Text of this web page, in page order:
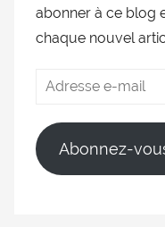
abonner à ce blog
chaque nouvel
Abonnez-